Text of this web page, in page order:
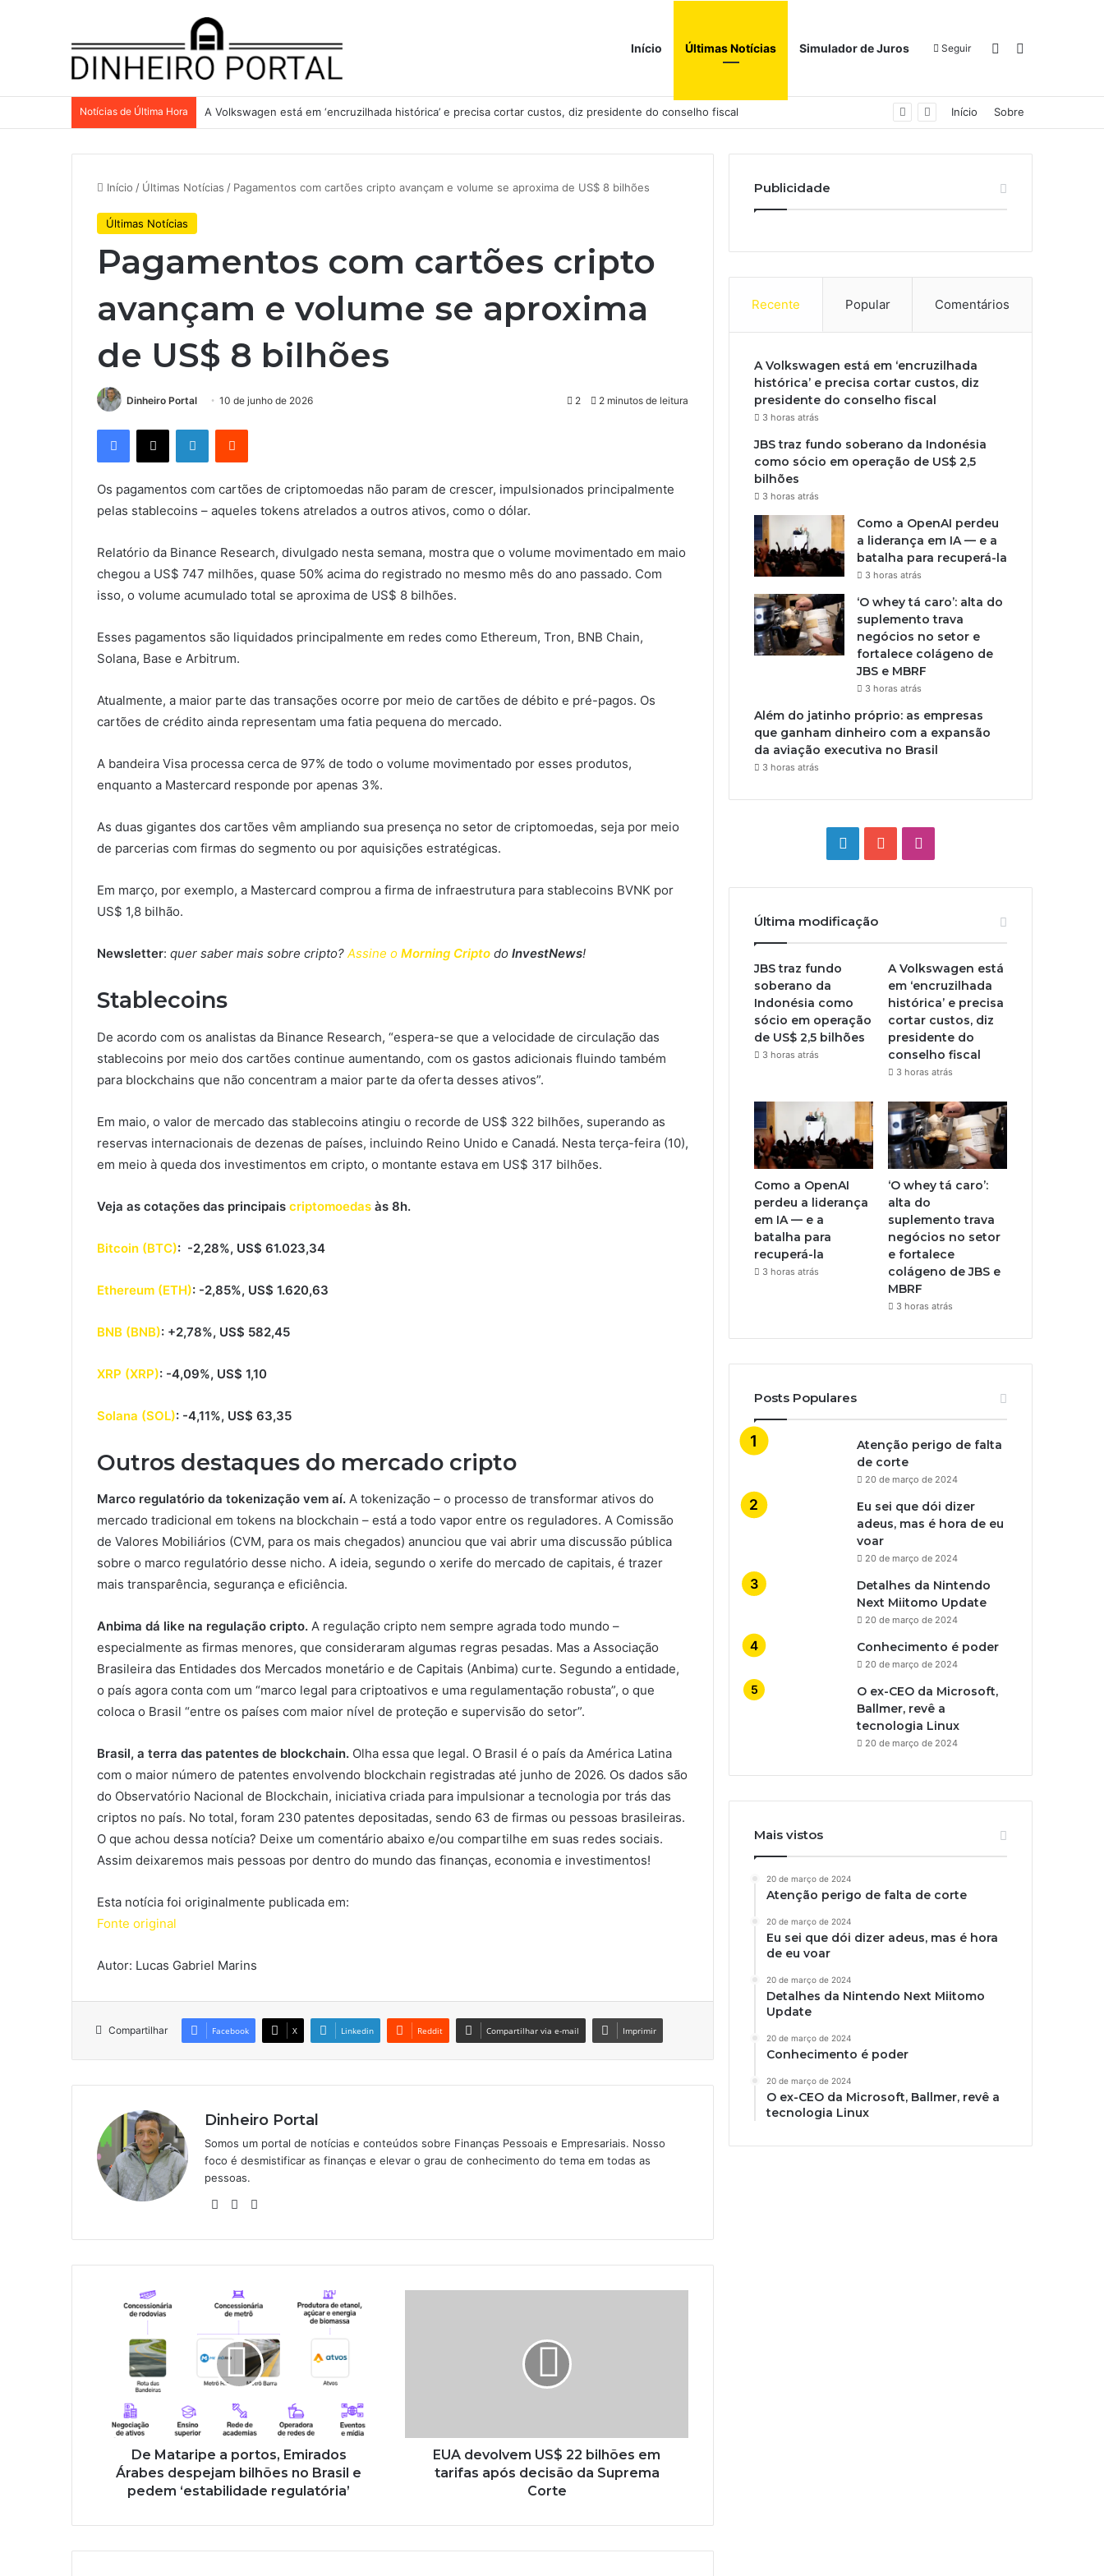
Início Últimas Notícias Simulador de Juros Seguir Switch skin
Notícias de Última Hora A Volkswagen está em ‘encruzilhada histórica’ e precisa cortar custos, diz presidente do conselho fiscal Início Sobre
Início / Últimas Notícias / Pagamentos com cartões cripto avançam e volume se aproxima de US$ 8 bilhões
Últimas Notícias
Pagamentos com cartões cripto
avançam e volume se aproxima
de US$ 8 bilhões
Dinheiro Portal 10 de junho de 2026 2 2 minutos de leitura
Facebook
X LinkedinReddit
Os pagamentos com cartões de criptomoedas não param de crescer, impulsionados principalmente
pelas stablecoins – aqueles tokens atrelados a outros ativos, como o dólar.
Relatório da Binance Research, divulgado nesta semana, mostra que o volume movimentado em maio
chegou a US$ 747 milhões, quase 50% acima do registrado no mesmo mês do ano passado. Com
isso, o volume acumulado total se aproxima de US$ 8 bilhões.
Esses pagamentos são liquidados principalmente em redes como Ethereum, Tron, BNB Chain,
Solana, Base e Arbitrum.
Atualmente, a maior parte das transações ocorre por meio de cartões de débito e pré-pagos. Os
cartões de crédito ainda representam uma fatia pequena do mercado.
A bandeira Visa processa cerca de 97% de todo o volume movimentado por esses produtos,
enquanto a Mastercard responde por apenas 3%.
As duas gigantes dos cartões vêm ampliando sua presença no setor de criptomoedas, seja por meio
de parcerias com firmas do segmento ou por aquisições estratégicas.
Em março, por exemplo, a Mastercard comprou a firma de infraestrutura para stablecoins BVNK por
US$ 1,8 bilhão.
Newsletter: quer saber mais sobre cripto? Assine o Morning Cripto do InvestNews!
Stablecoins
De acordo com os analistas da Binance Research, “espera-se que a velocidade de circulação das
stablecoins por meio dos cartões continue aumentando, com os gastos adicionais fluindo também
para blockchains que não concentram a maior parte da oferta desses ativos”.
Em maio, o valor de mercado das stablecoins atingiu o recorde de US$ 322 bilhões, superando as
reservas internacionais de dezenas de países, incluindo Reino Unido e Canadá. Nesta terça-feira (10),
em meio à queda dos investimentos em cripto, o montante estava em US$ 317 bilhões.
Veja as cotações das principais criptomoedas às 8h.
Bitcoin (BTC): -2,28%, US$ 61.023,34
Ethereum (ETH): -2,85%, US$ 1.620,63
BNB (BNB): +2,78%, US$ 582,45
XRP (XRP): -4,09%, US$ 1,10
Solana (SOL): -4,11%, US$ 63,35
Outros destaques do mercado cripto
Marco regulatório da tokenização vem aí. A tokenização – o processo de transformar ativos do
mercado tradicional em tokens na blockchain – está a todo vapor entre os reguladores. A Comissão
de Valores Mobiliários (CVM, para os mais chegados) anunciou que vai abrir uma discussão pública
sobre o marco regulatório desse nicho. A ideia, segundo o xerife do mercado de capitais, é trazer
mais transparência, segurança e eficiência.
Anbima dá like na regulação cripto. A regulação cripto nem sempre agrada todo mundo –
especialmente as firmas menores, que consideraram algumas regras pesadas. Mas a Associação
Brasileira das Entidades dos Mercados monetário e de Capitais (Anbima) curte. Segundo a entidade,
o país agora conta com um “marco legal para criptoativos e uma regulamentação robusta”, o que
coloca o Brasil “entre os países com maior nível de proteção e supervisão do setor”.
Brasil, a terra das patentes de blockchain. Olha essa que legal. O Brasil é o país da América Latina
com o maior número de patentes envolvendo blockchain registradas até junho de 2026. Os dados são
do Observatório Nacional de Blockchain, iniciativa criada para impulsionar a tecnologia por trás das
criptos no país. No total, foram 230 patentes depositadas, sendo 63 de firmas ou pessoas brasileiras.
O que achou dessa notícia? Deixe um comentário abaixo e/ou compartilhe em suas redes sociais.
Assim deixaremos mais pessoas por dentro do mundo das finanças, economia e investimentos!
Esta notícia foi originalmente publicada em:
Fonte original
Autor: Lucas Gabriel Marins
Compartilhar Facebook X Linkedin Reddit Compartilhar via e-mail Imprimir
Dinheiro Portal
Somos um portal de notícias e conteúdos sobre Finanças Pessoais e Empresariais. Nosso
foco é desmistificar as finanças e elevar o grau de conhecimento do tema em todas as
pessoas.
WebsiteLinkedin
De Mataripe a portos, Emirados
Árabes despejam bilhões no Brasil e
pedem ‘estabilidade regulatória’
EUA devolvem US$ 22 bilhões em
tarifas após decisão da Suprema
Corte
Publicidade
Recente Popular Comentários
A Volkswagen está em ‘encruzilhada
histórica’ e precisa cortar custos, diz
presidente do conselho fiscal
3 horas atrás
JBS traz fundo soberano da Indonésia
como sócio em operação de US$ 2,5
bilhões
3 horas atrás
Como a OpenAI perdeu
a liderança em IA — e a
batalha para recuperá-la
3 horas atrás
‘O whey tá caro’: alta do
suplemento trava
negócios no setor e
fortalece colágeno de
JBS e MBRF
3 horas atrás
Além do jatinho próprio: as empresas
que ganham dinheiro com a expansão
da aviação executiva no Brasil
3 horas atrás
LinkedinYouTube
Última modificação
JBS traz fundo
soberano da
Indonésia como
sócio em operação
de US$ 2,5 bilhões
3 horas atrás
A Volkswagen está
em ‘encruzilhada
histórica’ e precisa
cortar custos, diz
presidente do
conselho fiscal
3 horas atrás
Como a OpenAI
perdeu a liderança
em IA — e a
batalha para
recuperá-la
3 horas atrás
‘O whey tá caro’:
alta do
suplemento trava
negócios no setor
e fortalece
colágeno de JBS e
MBRF
3 horas atrás
Posts Populares
Atenção perigo de falta
de corte
20 de março de 2024
Eu sei que dói dizer
adeus, mas é hora de eu
voar
20 de março de 2024
Detalhes da Nintendo
Next Miitomo Update
20 de março de 2024
Conhecimento é poder
20 de março de 2024
O ex-CEO da Microsoft,
Ballmer, revê a
tecnologia Linux
20 de março de 2024
Mais vistos
20 de março de 2024
Atenção perigo de falta de corte
20 de março de 2024
Eu sei que dói dizer adeus, mas é hora
de eu voar
20 de março de 2024
Detalhes da Nintendo Next Miitomo
Update
20 de março de 2024
Conhecimento é poder
20 de março de 2024
O ex-CEO da Microsoft, Ballmer, revê a
tecnologia Linux